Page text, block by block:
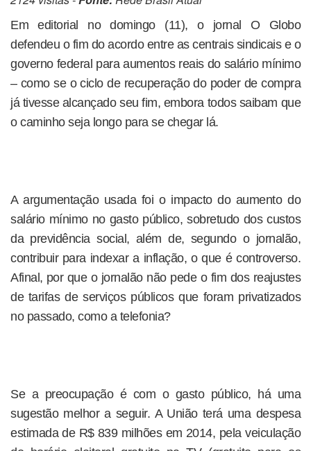
Em editorial no domingo (11), o jornal O Globo
defendeu o fim do acordo entre as centrais sindicais e o
governo federal para aumentos reais do salário mínimo
– como se o ciclo de recuperação do poder de compra
já tivesse alcançado seu fim, embora todos saibam que
o caminho seja longo para se chegar lá.
A argumentação usada foi o impacto do aumento do
salário mínimo no gasto público, sobretudo dos custos
da previdência social, além de, segundo o jornalão,
contribuir para indexar a inflação, o que é controverso.
Afinal, por que o jornalão não pede o fim dos reajustes
de tarifas de serviços públicos que foram privatizados
no passado, como a telefonia?
Se a preocupação é com o gasto público, há uma
sugestão melhor a seguir. A União terá uma despesa
estimada de R$ 839 milhões em 2014, pela veiculação